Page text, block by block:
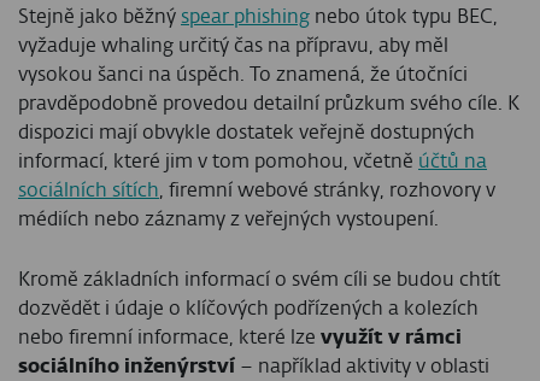
Stejně jako běžný spear phishing nebo útok typu BEC,
vyžaduje whaling určitý čas na přípravu, aby měl
vysokou šanci na úspěch. To znamená, že útočníci
pravděpodobně provedou detailní průzkum svého cíle. K
dispozici mají obvykle dostatek veřejně dostupných
informací, které jim v tom pomohou, včetně účtů na
sociálních sítích, firemní webové stránky, rozhovory v
médiích nebo záznamy z veřejných vystoupení.
Kromě základních informací o svém cíli se budou chtít
dozvědět i údaje o klíčových podřízených a kolezích
nebo firemní informace, které lze využít v rámci
sociálního inženýrství – například aktivity v oblasti